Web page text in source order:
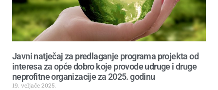
Javni natječaj za predlaganje programa projekta od
interesa za opće dobro koje provode udruge i druge
neprofitne organizacije za 2025. godinu
19. veljače 2025.